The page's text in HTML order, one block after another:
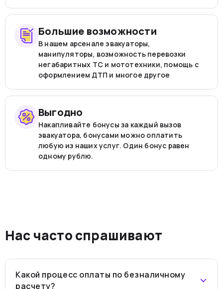
Большие возможности
В нашем арсенале эвакуаторы,
манипуляторы, возможность перевозки
негабаритных ТС и мототехники, помощь с
оформлением ДТП и многое другое
Выгодно
Накапливайте бонусы за каждый вызов
эвакуатора, бонусами можно оплатить
любую из наших услуг. Один бонус равен
одному рублю.
Нас часто спрашивают
Какой процесс оплаты по безналичному
расчету?